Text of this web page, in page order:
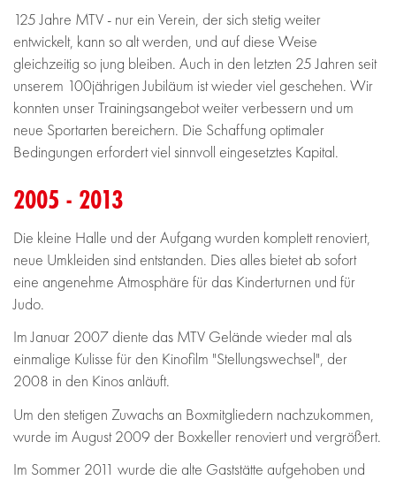
125 Jahre MTV - nur ein Verein, der sich stetig weiter
entwickelt, kann so alt werden, und auf diese Weise
gleichzeitig so jung bleiben. Auch in den letzten 25 Jahren seit
unserem 100jährigen Jubiläum ist wieder viel geschehen. Wir
konnten unser Trainingsangebot weiter verbessern und um
neue Sportarten bereichern. Die Schaffung optimaler
Bedingungen erfordert viel sinnvoll eingesetztes Kapital.
2005 - 2013
Die kleine Halle und der Aufgang wurden komplett renoviert,
neue Umkleiden sind entstanden. Dies alles bietet ab sofort
eine angenehme Atmosphäre für das Kinderturnen und für
Judo.
Im Januar 2007 diente das MTV Gelände wieder mal als
einmalige Kulisse für den Kinofilm "Stellungswechsel", der
2008 in den Kinos anläuft.
Um den stetigen Zuwachs an Boxmitgliedern nachzukommen,
wurde im August 2009 der Boxkeller renoviert und vergrößert.
Im Sommer 2011 wurde die alte Gaststätte aufgehoben und